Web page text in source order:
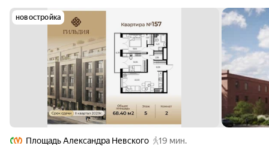
новостройка
Площадь Александра Невского
19 мин.